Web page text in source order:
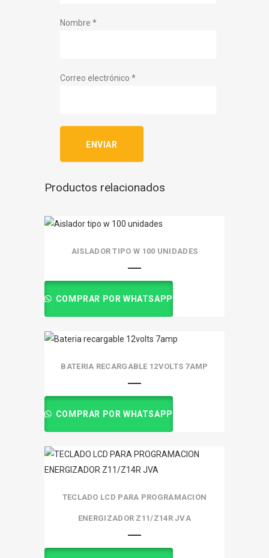
Nombre *
Correo electrónico *
Productos relacionados
AISLADOR TIPO W 100 UNIDADES
COMPRAR POR WHATSAPP
BATERIA RECARGABLE 12VOLTS 7AMP
COMPRAR POR WHATSAPP
TECLADO LCD PARA PROGRAMACION
ENERGIZADOR Z11/Z14R JVA